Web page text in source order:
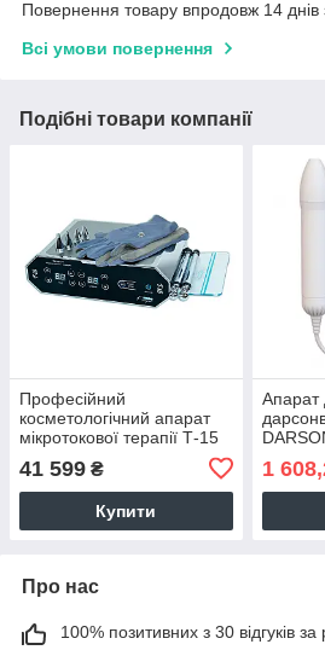
Повернення товару впродовж 14 днів
Всі умови повернення
Подібні товари компанії
Професійний
косметологічний апарат
мікротокової терапії Т-15
41 599 ₴
Купити
Апарат
1
Про нас
100% позитивних з 30 відгуків за